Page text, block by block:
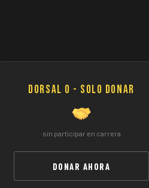
Dorsal 0 - Solo Donar
sin participar en carrera
DONAR AHORA